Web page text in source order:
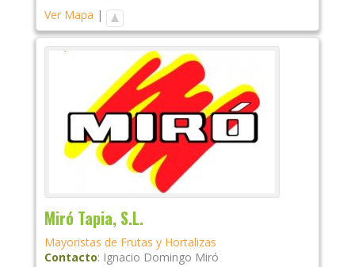
Ver Mapa |
Miró Tapia, S.L.
Mayoristas de Frutas y Hortalizas
Contacto: Ignacio Domingo Miró